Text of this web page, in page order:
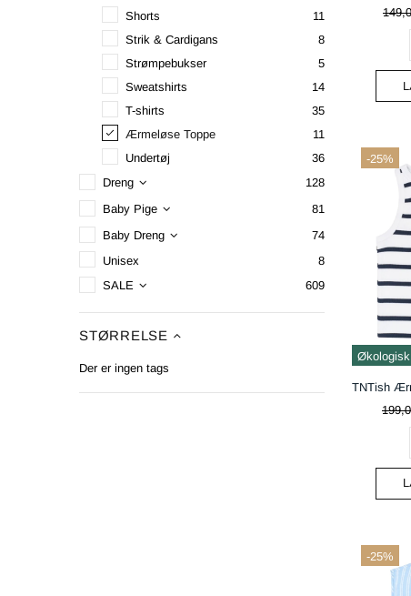
Shorts
11
Strik & Cardigans
8
Strømpebukser
5
Sweatshirts
14
T-shirts
35
Ærmeløse Toppe
11
Undertøj
36
Dreng
128
Baby Pige
81
Baby Dreng
74
Unisex
8
SALE
609
STØRRELSE
Der er ingen tags
-25%
-25%